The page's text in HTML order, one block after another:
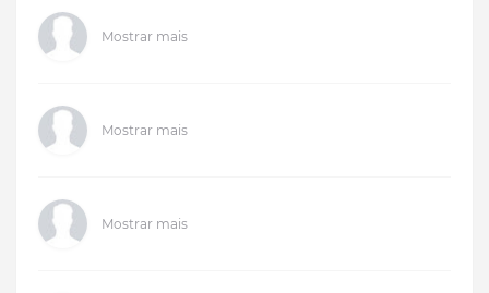
Mostrar mais
Mostrar mais
Mostrar mais